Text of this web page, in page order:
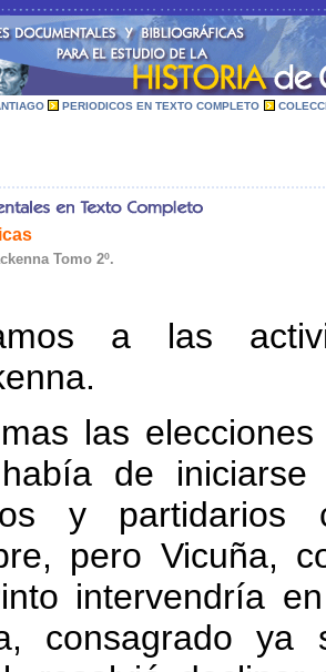
PERIODICOS EN TEXTO COMPLETO
Tomo 2º.
a las
las
de
y partidarios
pero Vicuña,
intervendría
consagrado ya